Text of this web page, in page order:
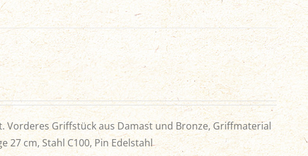
Griffstück aus Damast und Bronze, Griffmaterial
27 cm, Stahl C100, Pin Edelstahl